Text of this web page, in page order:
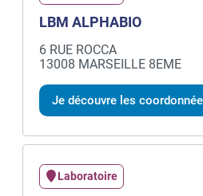
LBM ALPHABIO
6 RUE ROCCA
13008 MARSEILLE 8EME
Je découvre les
Laboratoire